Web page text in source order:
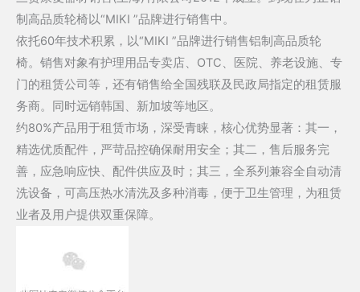
制高品质轮椅以“MIKI ”品牌进行销售中。
依托60年技术积累，以“MIKI ”品牌进行销售铝制高品质轮
椅。销售对象有护理用品专卖店、OTC、医院、养老设施、专
门的租赁公司等，还有销售给全国残联及民政局指定的租赁服
务商。同时远销韩国、新加坡等地区。
约80%产品用于租赁市场，深受青睐，核心优势显著：其一，
精选优质配件，严苛品控确保耐用安全；其二，售后服务完
善，应急响应快、配件供应及时；其三，全系列兼容全自动清
洗设备，可高压热水清洗及多种消毒，便于卫生管理，为租赁
业者及用户提供双重保障。